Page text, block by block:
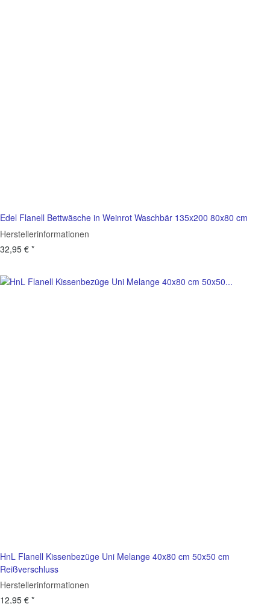
Edel Flanell Bettwäsche in Weinrot Waschbär 135x200 80x80 cm
Herstellerinformationen
32,95 € *
HnL Flanell Kissenbezüge Uni Melange 40x80 cm 50x50 cm
Reißverschluss
Herstellerinformationen
12,95 € *